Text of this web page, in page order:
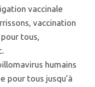
vaccinale
vaccination
tous,
humains
pour tous jusqu’à